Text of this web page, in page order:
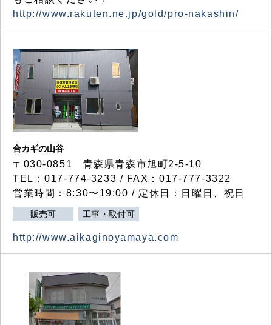
http://www.rakuten.ne.jp/gold/pro-nakashin/
合カギの山谷
〒030-0851 青森県青森市旭町2-5-10
TEL：017-774-3233 / FAX：017-777-3322
営業時間：8:30〜19:00 / 定休日：日曜日、祝日
販売可 工事・取付可
http://www.aikaginoyamaya.com